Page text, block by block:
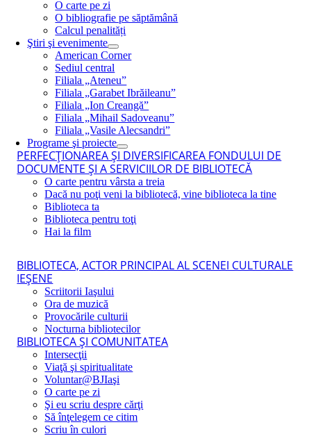
O carte pe zi
O bibliografie pe săptămână
Calcul penalități
Ştiri şi evenimente
American Corner
Sediul central
Filiala „Ateneu”
Filiala „Garabet Ibrăileanu”
Filiala „Ion Creangă”
Filiala „Mihail Sadoveanu”
Filiala „Vasile Alecsandri”
Programe şi proiecte
PERFECŢIONAREA ŞI DIVERSIFICAREA FONDULUI DE
DOCUMENTE ŞI A SERVICIILOR DE BIBLIOTECĂ
O carte pentru vârsta a treia
Dacă nu poţi veni la bibliotecă, vine biblioteca la tine
Biblioteca ta
Biblioteca pentru toţi
Hai la film
BIBLIOTECA, ACTOR PRINCIPAL AL SCENEI CULTURALE
IEŞENE
Scriitorii Iaşului
Ora de muzică
Provocările culturii
Nocturna bibliotecilor
BIBLIOTECA ŞI COMUNITATEA
Intersecţii
Viaţă şi spiritualitate
Voluntar@BJIaşi
O carte pe zi
Şi eu scriu despre cărţi
Să înţelegem ce citim
Scriu în culori